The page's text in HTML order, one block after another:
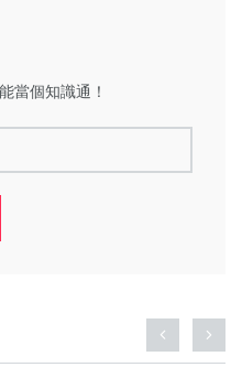
當個知識通！